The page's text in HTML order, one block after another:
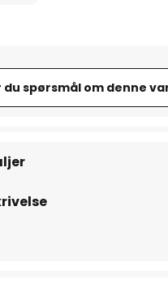
du spørsmål om denne